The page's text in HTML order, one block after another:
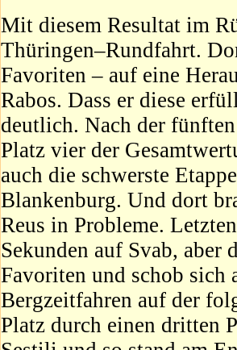
Mit diesem Resultat im
Thüringen–Rundfahrt.
Favoriten – auf eine
Rabos. Dass er diese
deutlich. Nach der
Platz vier der
auch die schwerste
Blankenburg. Und dort
Reus in Probleme.
Sekunden auf Svab, aber
Favoriten und schob sich
Bergzeitfahren auf der
Platz durch einen dritten